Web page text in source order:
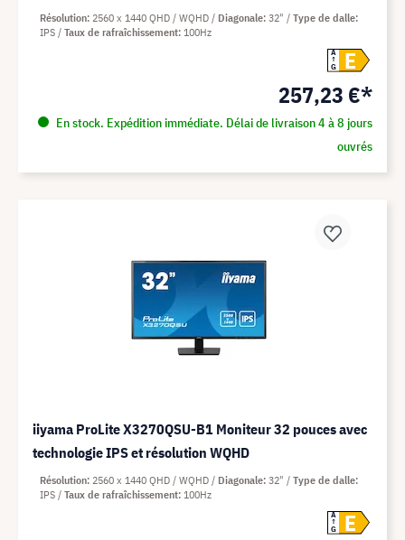
A
G
E
257,23 €*
En stock. Expédition immédiate. Délai de livraison 4 à 8 jours
ouvrés
Résolution 2560 x 1440 QHD / WQHD Diagonale 32"
Type de dalle
IPS
Taux de rafraîchissement 100Hz
iiyama ProLite X3270QSU-B1 Moniteur 32 pouces avec
technologie IPS et résolution WQHD
A
G
E
Résolution 2560 x 1440 QHD / WQHD Diagonale 32"
Type de dalle
IPS
Taux de rafraîchissement 100Hz